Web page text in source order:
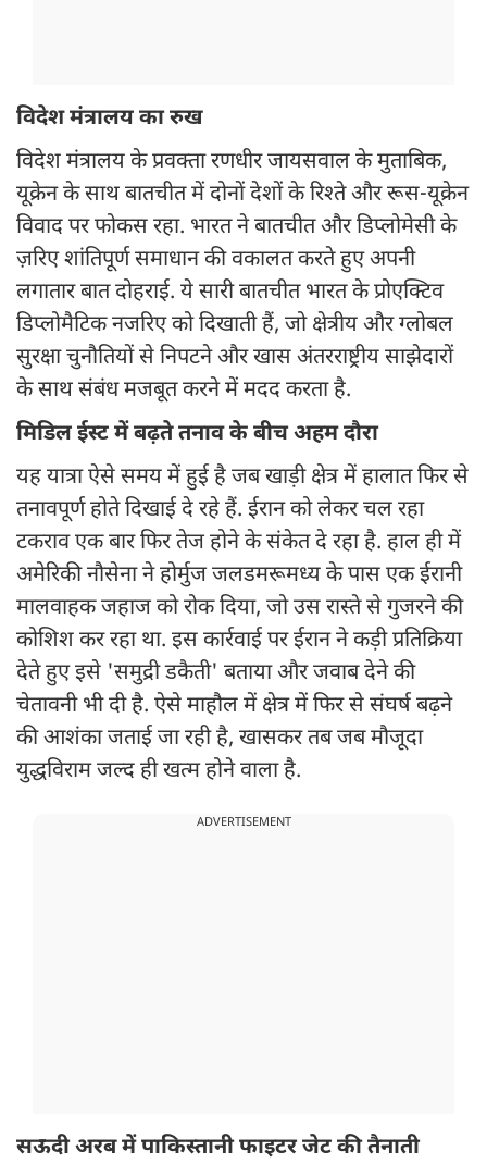
विदेश मंत्रालय का रुख
विदेश मंत्रालय के प्रवक्ता रणधीर जायसवाल के मुताबिक,
यूक्रेन के साथ बातचीत में दोनों देशों के रिश्ते और रूस-यूक्रेन
विवाद पर फोकस रहा. भारत ने बातचीत और डिप्लोमेसी के
ज़रिए शांतिपूर्ण समाधान की वकालत करते हुए अपनी
लगातार बात दोहराई. ये सारी बातचीत भारत के प्रोएक्टिव
डिप्लोमैटिक नजरिए को दिखाती हैं, जो क्षेत्रीय और ग्लोबल
सुरक्षा चुनौतियों से निपटने और खास अंतरराष्ट्रीय साझेदारों
के साथ संबंध मजबूत करने में मदद करता है.
मिडिल ईस्ट में बढ़ते तनाव के बीच अहम दौरा
यह यात्रा ऐसे समय में हुई है जब खाड़ी क्षेत्र में हालात फिर से
तनावपूर्ण होते दिखाई दे रहे हैं. ईरान को लेकर चल रहा
टकराव एक बार फिर तेज होने के संकेत दे रहा है. हाल ही में
अमेरिकी नौसेना ने होर्मुज जलडमरूमध्य के पास एक ईरानी
मालवाहक जहाज को रोक दिया, जो उस रास्ते से गुजरने की
कोशिश कर रहा था. इस कार्रवाई पर ईरान ने कड़ी प्रतिक्रिया
देते हुए इसे 'समुद्री डकैती' बताया और जवाब देने की
चेतावनी भी दी है. ऐसे माहौल में क्षेत्र में फिर से संघर्ष बढ़ने
की आशंका जताई जा रही है, खासकर तब जब मौजूदा
युद्धविराम जल्द ही खत्म होने वाला है.
ADVERTISEMENT
सऊदी अरब में पाकिस्तानी फाइटर जेट की तैनाती